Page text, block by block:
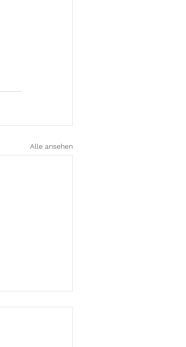
Alle ansehen